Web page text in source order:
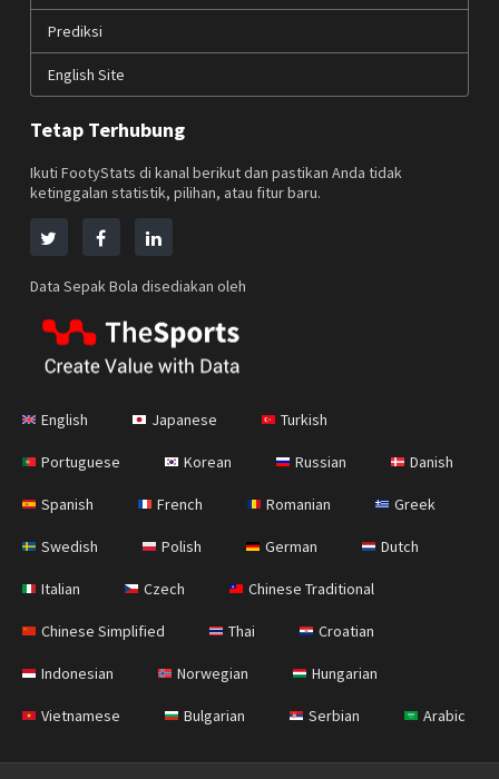
Prediksi
English Site
Tetap Terhubung
Ikuti FootyStats di kanal berikut dan pastikan Anda tidak
ketinggalan statistik, pilihan, atau fitur baru.
Data Sepak Bola disediakan oleh
English Japanese Turkish
Portuguese Korean Russian Danish
Spanish French Romanian Greek
Swedish Polish German Dutch
Italian Czech Chinese Traditional
Chinese Simplified Thai Croatian
Indonesian Norwegian Hungarian
Vietnamese Bulgarian Serbian Arabic